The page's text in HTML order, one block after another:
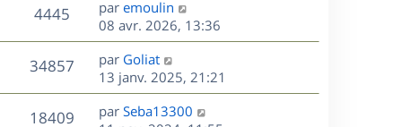
e
s
n
i
e
r
m
e
s
4445V
u
e
s
D
e
r
n
i
e
r
par emoulin
08 avr. 2026, 13:36
34857V
u
D
e
r
n
par Goliat
13 janv. 2025, 21:21
18409V
D
par Seba13300